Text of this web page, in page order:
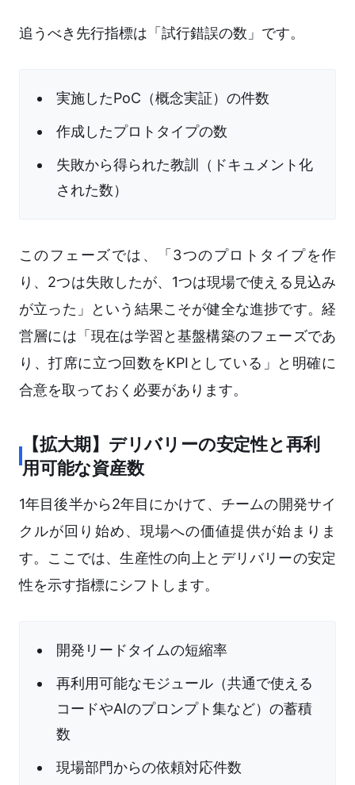
追うべき先行指標は「試行錯誤の数」です。
実施したPoC（概念実証）の件数
作成したプロトタイプの数
失敗から得られた教訓（ドキュメント化
された数）
このフェーズでは、「3つのプロトタイプを作
り、2つは失敗したが、1つは現場で使える見込み
が立った」という結果こそが健全な進捗です。経
営層には「現在は学習と基盤構築のフェーズであ
り、打席に立つ回数をKPIとしている」と明確に
合意を取っておく必要があります。
【拡大期】デリバリーの安定性と再利
用可能な資産数
1年目後半から2年目にかけて、チームの開発サイ
クルが回り始め、現場への価値提供が始まりま
す。ここでは、生産性の向上とデリバリーの安定
性を示す指標にシフトします。
開発リードタイムの短縮率
再利用可能なモジュール（共通で使える
コードやAIのプロンプト集など）の蓄積
数
現場部門からの依頼対応件数